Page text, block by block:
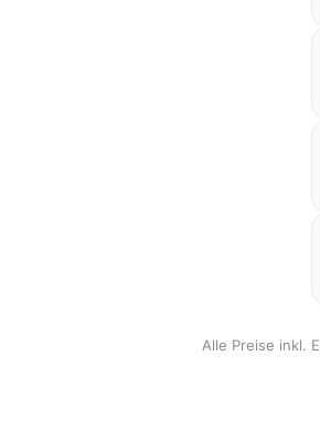
Alle Preise inkl.